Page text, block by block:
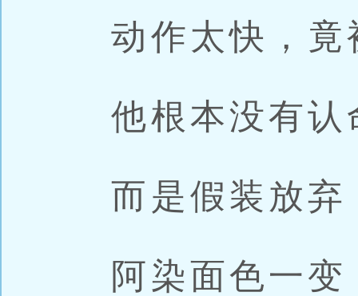
动作太快，竟
他根本没有认
而是假装放弃
阿染面色一变